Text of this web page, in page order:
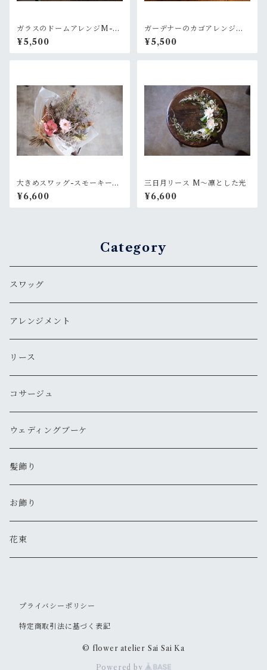
ガラスのドームアレンジM-ラ
ベンダー+ピリッとピンク
¥5,500
ガーデナーのカゴアレンジM~
オレンジ黄色【オーダー後制
作】
¥5,500
大きめスワッグ-スモーキーピ
ンク
¥6,600
三日月リース M〜凛とした光
¥6,600
Category
スワッグ
アレンジメント
リース
コサージュ
ウェディングブーケ
髪飾り
お飾り
花束
プライバシーポリシー
特定商取引法に基づく表記
© flower atelier Sai Sai Ka
Powered by